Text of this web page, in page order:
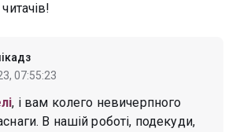
07:55:23
, і вам колего невичерпного
В нашій роботі, подекуди,